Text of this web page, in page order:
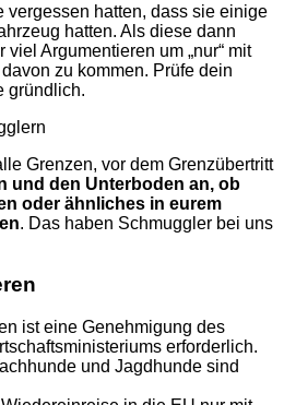
vergessen hatten, dass sie einige
hatten. Als diese dann
Argumentieren um „nur“ mit
davon zu kommen. Prüfe dein
gründlich.
Grenzen, vor dem Grenzübertritt
und den Unterboden an, ob
oder ähnliches in eurem
. Das haben Schmuggler bei uns
ist eine Genehmigung des
erforderlich.
und Jagdhunde sind